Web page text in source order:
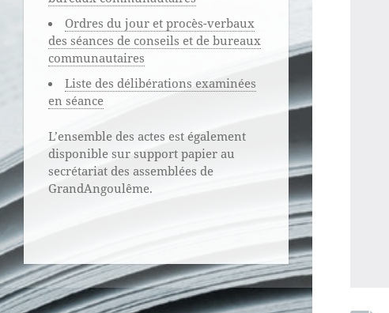
Ordres du jour et procès-verbaux
des séances de conseils et de bureaux
communautaires
Liste des délibérations examinées
en séance
L’ensemble des actes est également
disponible sur support papier au
secrétariat des assemblées de
GrandAngoulême.